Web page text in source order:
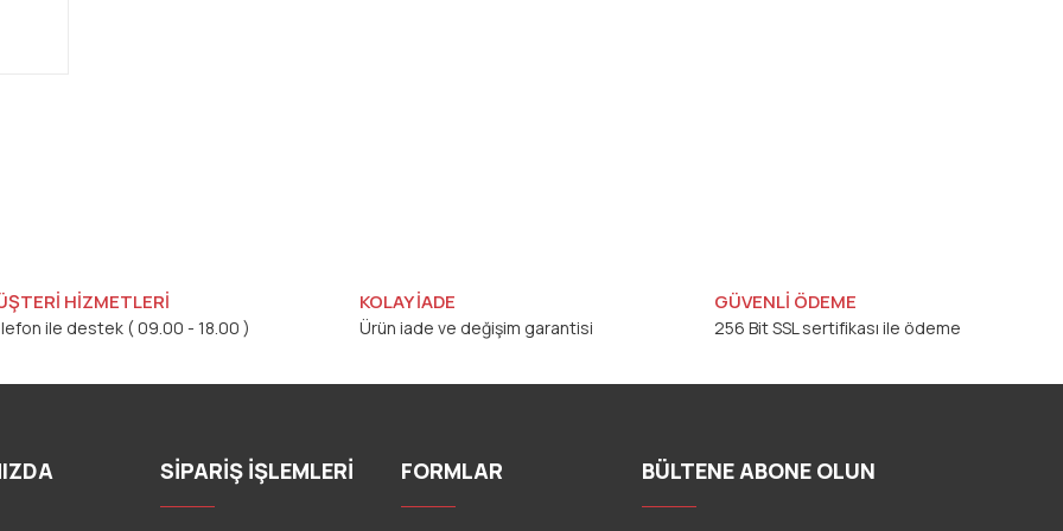
HİZMETLERİ
ile destek ( 09.00 - 18.00 )
KOLAY İADE
Ürün iade ve değişim garantisi
GÜVENLİ ÖDEME
256 Bit SSL sertifikası ile ödeme
SİPARİŞ İŞLEMLERİ FORMLAR BÜLTENE ABONE OLUN